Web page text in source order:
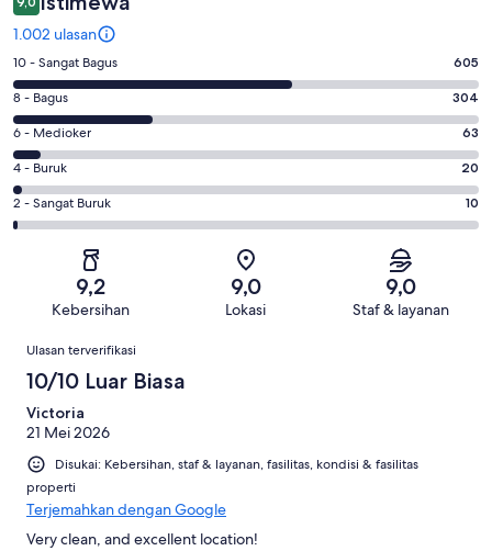
1.002 ulasan
Penilaian
10
-
Sangat
Bagus.
605
dari
1002
10 - Sangat Bagus 605
Penilaian
8
-
Bagus.
304
dari
8 - Bagus 304
Penilaian
6
-
Medioker.
63
6 - Medioker 63
Penilaian
4
-
4 - Buruk 20
Penilaian
2
dari
ulasan
2 - Sangat Buruk 10
9,2
Kebersihan
9,0
Lokasi
9,0
Staf & layanan
Ulasan
Ulasan terverifikasi
10/10 Luar Biasa
Victoria
21 Mei 2026
Disukai: Kebersihan, staf & layanan, fasilitas, kondisi & fasilitas
properti
Terjemahkan dengan Google
Very clean, and excellent location!